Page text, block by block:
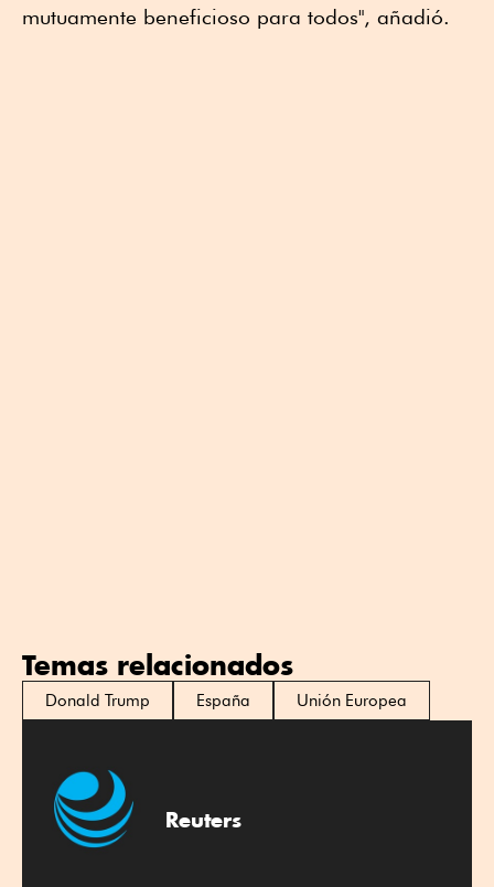
mutuamente ⁠beneficioso para todos", añadió.
Temas relacionados
Donald Trump España Unión Europea
Reuters